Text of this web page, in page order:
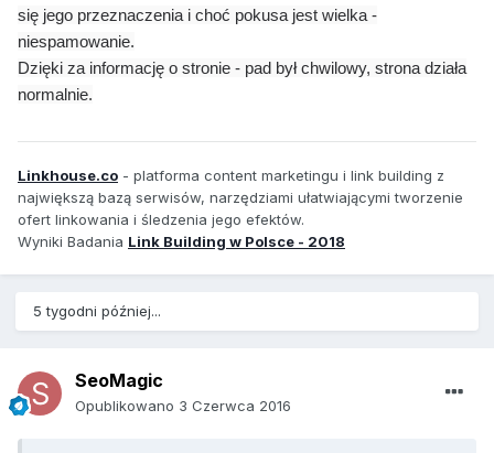
się jego przeznaczenia i choć pokusa jest wielka -
niespamowanie.
Dzięki za informację o stronie - pad był chwilowy, strona działa
normalnie.
Linkhouse.co - platforma content marketingu i link building z
największą bazą serwisów, narzędziami ułatwiającymi tworzenie
ofert linkowania i śledzenia jego efektów.
Wyniki Badania Link Building w Polsce - 2018
5 tygodni później...
SeoMagic
Opublikowano 3 Czerwca 2016